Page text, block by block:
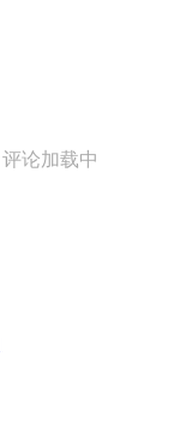
评论加载中